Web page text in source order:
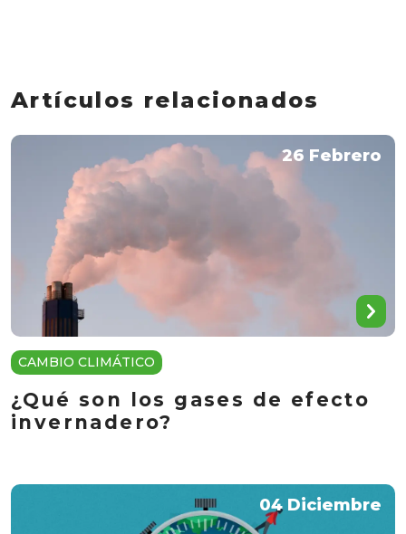
Artículos relacionados
26 Febrero
CAMBIO CLIMÁTICO
¿Qué son los gases de efecto
invernadero?
04 Diciembre